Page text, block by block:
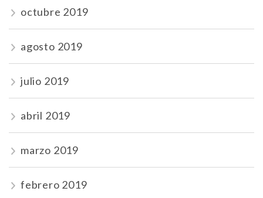
octubre 2019
agosto 2019
julio 2019
abril 2019
marzo 2019
febrero 2019